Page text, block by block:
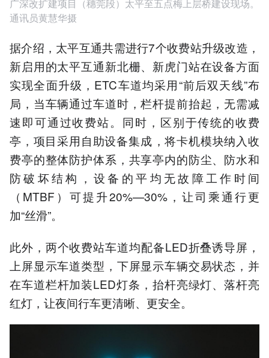
广深改扩建项目（穗莞段）太平至五点梅上层桥建设现场。
通讯员黄慧华摄
据介绍，太平互通共需进行7个收费站升级改造，
新启用的太平互通新北栅、新虎门站在设备方面
实现全面升级，ETC车道均采用“前后双天线”布
局，当车辆通过车道时，栏杆提前抬起，无需减
速即可通过收费站。同时，区别于传统的收费
亭，项目采用自助设备集成‌，将卡机模块纳入收
费亭的整体防护体系，共享亭内的防尘、防水和
防破坏结构，设备的平均无故障工作时间
（MTBF）可提升20%—30%，让司乘通行更
加“丝滑”。
此外，两个收费站车道均配备LED折叠诱导屏，
上屏显示车道类型，下屏显示车辆交易状态，并
在车道栏杆加装LED灯条，抬杆亮绿灯、落杆亮
红灯，让夜间行车更清晰、更安全。